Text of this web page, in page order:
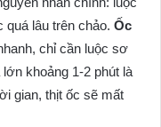
lâu trên chảo. Ốc
chỉ cần luộc sơ
khoảng 1-2 phút là
gian, thịt ốc sẽ mất